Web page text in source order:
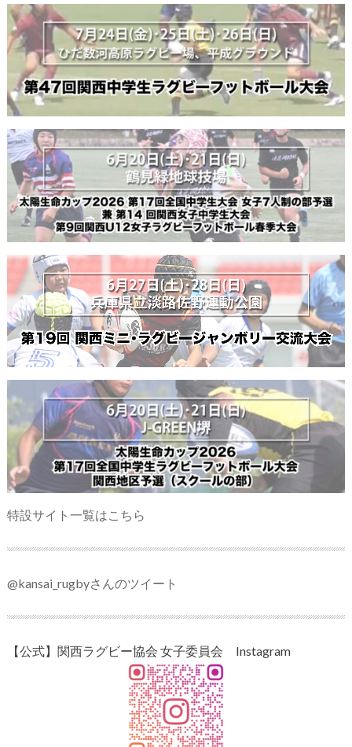
特設サイト一覧はこちら
@kansai_rugbyさんのツイート
【公式】関西ラグビー協会 女子委員会 Instagram